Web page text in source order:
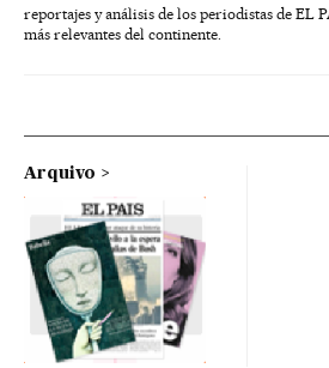
reportajes y análisis de los periodistas de EL
más relevantes del continente.
Arquivo